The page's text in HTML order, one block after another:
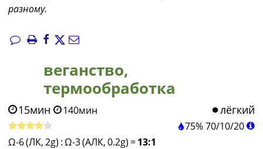
разному.
веганство,
термообработка
15мин 140мин лёгкий
75%70/10/20
Ω-6 (ЛК, 2g) :Ω-3 (АЛК, 0.2g) =13:1